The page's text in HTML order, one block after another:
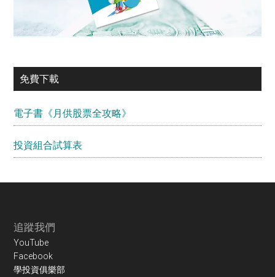
免費下載
電子書《月供股票全攻略》
投資組合試算表
Footer
追蹤我們
YouTube
Facebook
學投資俱樂部